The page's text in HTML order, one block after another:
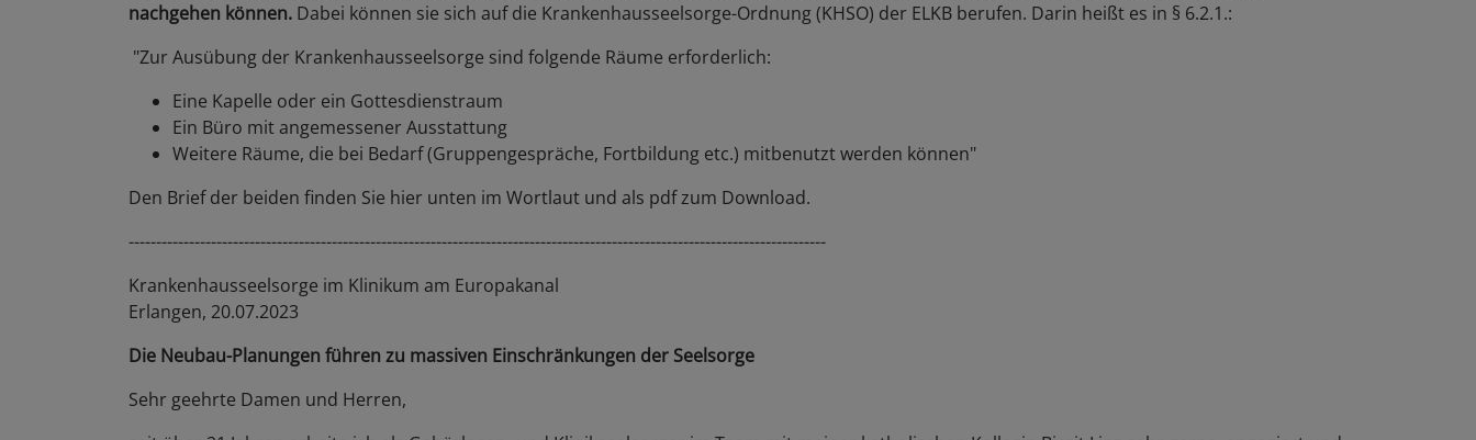
nachgehen können. Dabei können sie sich auf die Krankenhausseelsorge-Ordnung (KHSO) der ELKB berufen. Darin heißt es in § 6.2.1.:
"Zur Ausübung der Krankenhausseelsorge sind folgende Räume erforderlich:
Eine Kapelle oder ein Gottesdienstraum
Ein Büro mit angemessener Ausstattung
Weitere Räume, die bei Bedarf (Gruppengespräche, Fortbildung etc.) mitbenutzt werden können"
Den Brief der beiden finden Sie hier unten im Wortlaut und als pdf zum Download.
-------------------------------------------------------------------------------------------------------------------------------
Krankenhausseelsorge im Klinikum am Europakanal
Erlangen, 20.07.2023
Die Neubau-Planungen führen zu massiven Einschränkungen der Seelsorge
Sehr geehrte Damen und Herren,